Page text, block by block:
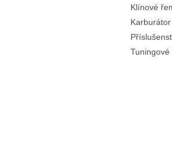
Klínové
Tuningové